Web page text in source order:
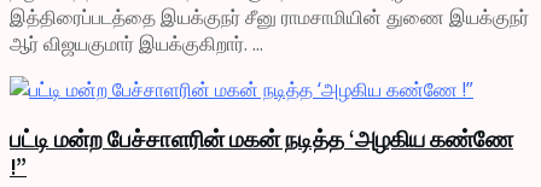
இத்திரைப்படத்தை இயக்குநர் சீனு ராமசாமியின் துணை இயக்குநர்
ஆர் விஜயகுமார் இயக்குகிறார். ...
பட்டி மன்ற பேச்சாளரின் மகன் நடித்த ‘அழகிய கண்ணே
!”